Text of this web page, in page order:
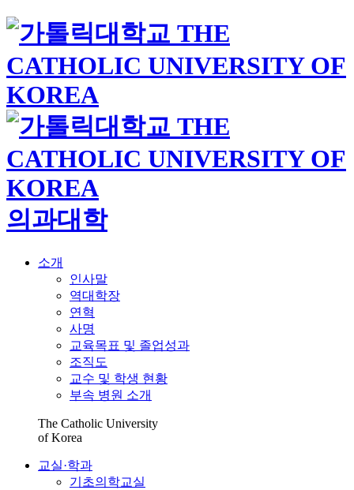
의과대학
소개
인사말
역대학장
연혁
사명
교육목표 및 졸업성과
조직도
교수 및 학생 현황
부속 병원 소개
The Catholic University
of Korea
교실·학과
기초의학교실